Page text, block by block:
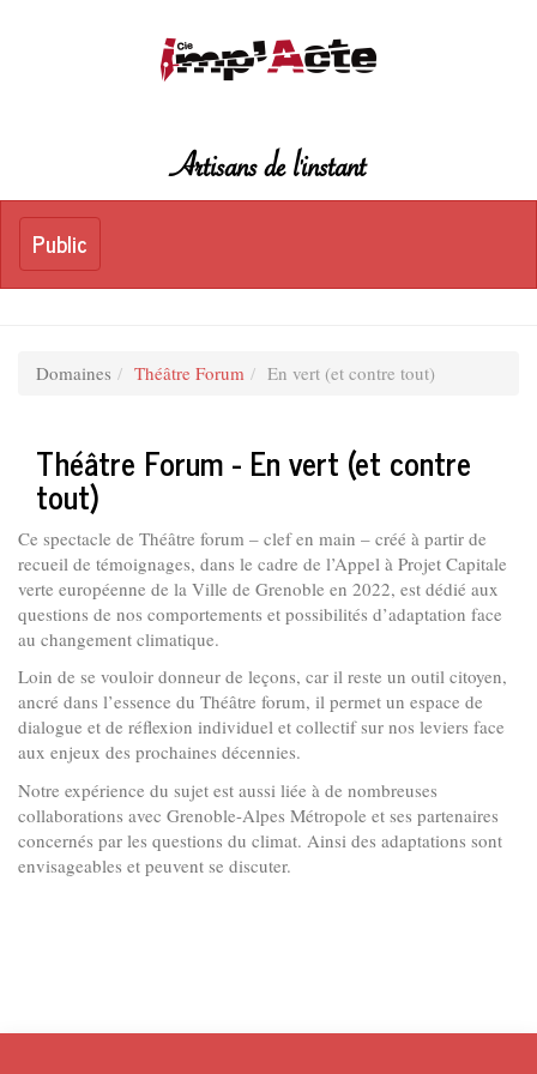
Artisans de l'instant
Toggle
Public
Public
Domaines Théâtre Forum En vert (et contre tout)
Théâtre Forum - En vert (et contre
tout)
Ce spectacle de Théâtre forum – clef en main – créé à partir de
recueil de témoignages, dans le cadre de l’Appel à Projet Capitale
verte européenne de la Ville de Grenoble en 2022, est dédié aux
questions de nos comportements et possibilités d’adaptation face
au changement climatique.
Loin de se vouloir donneur de leçons, car il reste un outil citoyen,
ancré dans l’essence du Théâtre forum, il permet un espace de
dialogue et de réflexion individuel et collectif sur nos leviers face
aux enjeux des prochaines décennies.
Notre expérience du sujet est aussi liée à de nombreuses
collaborations avec Grenoble-Alpes Métropole et ses partenaires
concernés par les questions du climat. Ainsi des adaptations sont
envisageables et peuvent se discuter.